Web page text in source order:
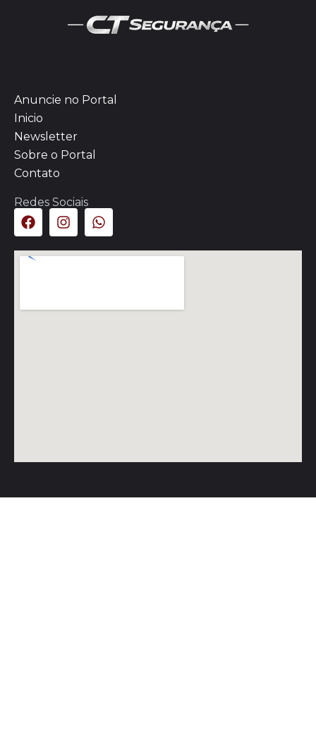
Anuncie no Portal
Inicio
Newsletter
Sobre o Portal
Contato
Redes Sociais